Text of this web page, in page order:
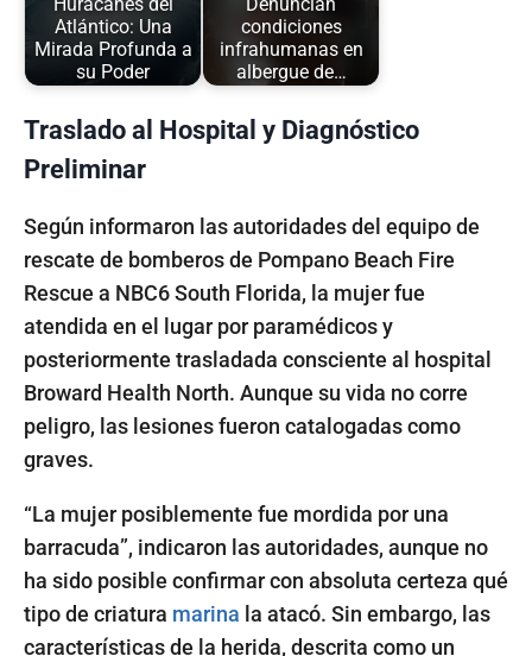
Huracanes del
Atlántico: Una
Mirada Profunda a
su Poder
Denuncian
condiciones
infrahumanas en
albergue de…
Traslado al Hospital y Diagnóstico
Preliminar
Según informaron las autoridades del equipo de
rescate de bomberos de Pompano Beach Fire
Rescue a NBC6 South Florida, la mujer fue
atendida en el lugar por paramédicos y
posteriormente trasladada consciente al hospital
Broward Health North. Aunque su vida no corre
peligro, las lesiones fueron catalogadas como
graves.
“La mujer posiblemente fue mordida por una
barracuda”, indicaron las autoridades, aunque no
ha sido posible confirmar con absoluta certeza qué
tipo de criatura marina la atacó. Sin embargo, las
características de la herida, descrita como un